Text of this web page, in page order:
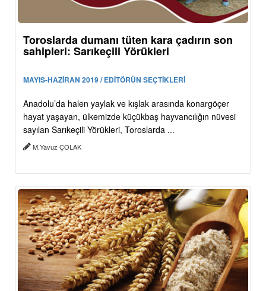
Toroslarda dumanı tüten kara çadırın son
sahipleri: Sarıkeçili Yörükleri
MAYIS-HAZİRAN 2019 / EDİTÖRÜN SEÇTİKLERİ
Anadolu’da halen yaylak ve kışlak arasında konargöçer
hayat yaşayan, ülkemizde küçükbaş hayvancılığın nüvesi
sayılan Sarıkeçili Yörükleri, Toroslarda ...
M.Yavuz ÇOLAK